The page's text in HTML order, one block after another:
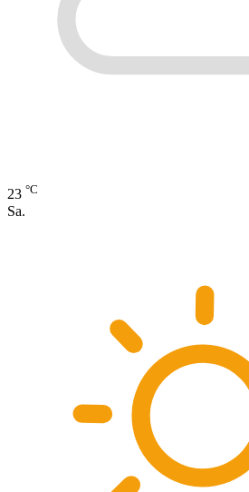
23 °C
Sa.